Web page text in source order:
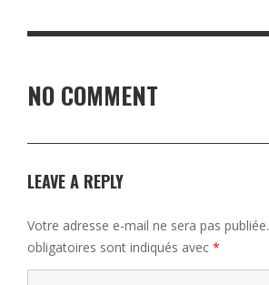
NO COMMENT
LEAVE A REPLY
Votre adresse e-mail ne sera pas publiée.
obligatoires sont indiqués avec *